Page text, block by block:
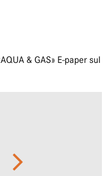
& GAS» E-paper sul